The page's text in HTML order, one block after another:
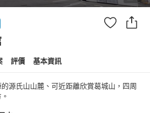
評價 基本資訊
源氏山山麓、可近距離欣賞葛城山，四周